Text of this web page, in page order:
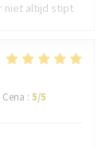
niet altijd stipt
: 5/5